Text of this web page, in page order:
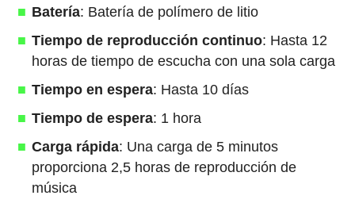
Batería: Batería de polímero de litio
Tiempo de reproducción continuo: Hasta 12
horas de tiempo de escucha con una sola carga
Tiempo en espera: Hasta 10 días
Tiempo de espera: 1 hora
Carga rápida: Una carga de 5 minutos
proporciona 2,5 horas de reproducción de
música